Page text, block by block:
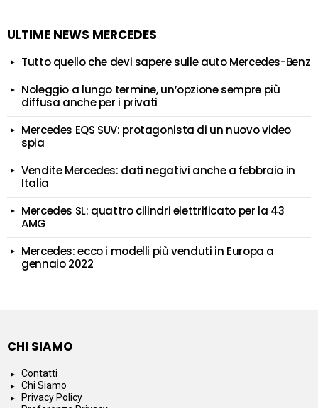
ULTIME NEWS MERCEDES
Tutto quello che devi sapere sulle auto Mercedes-Benz
Noleggio a lungo termine, un’opzione sempre più
diffusa anche per i privati
Mercedes EQS SUV: protagonista di un nuovo video
spia
Vendite Mercedes: dati negativi anche a febbraio in
Italia
Mercedes SL: quattro cilindri elettrificato per la 43
AMG
Mercedes: ecco i modelli più venduti in Europa a
gennaio 2022
CHI SIAMO
Contatti
Chi Siamo
Privacy Policy